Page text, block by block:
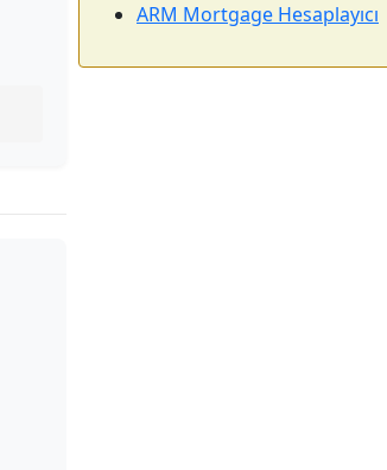
ARM Mortgage Hesaplayıcı